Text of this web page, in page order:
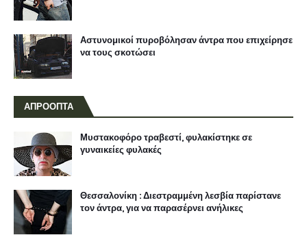
Αστυνομικοί πυροβόλησαν άντρα που επιχείρησε
να τους σκοτώσει
ΑΠΡΟΟΠΤΑ
Μυστακοφόρο τραβεστί, φυλακίστηκε σε
γυναικείες φυλακές
Θεσσαλονίκη : Διεστραμμένη λεσβία παρίστανε
τον άντρα, για να παρασέρνει ανήλικες